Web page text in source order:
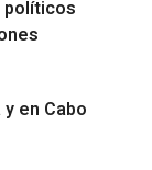
políticos
y en Cabo